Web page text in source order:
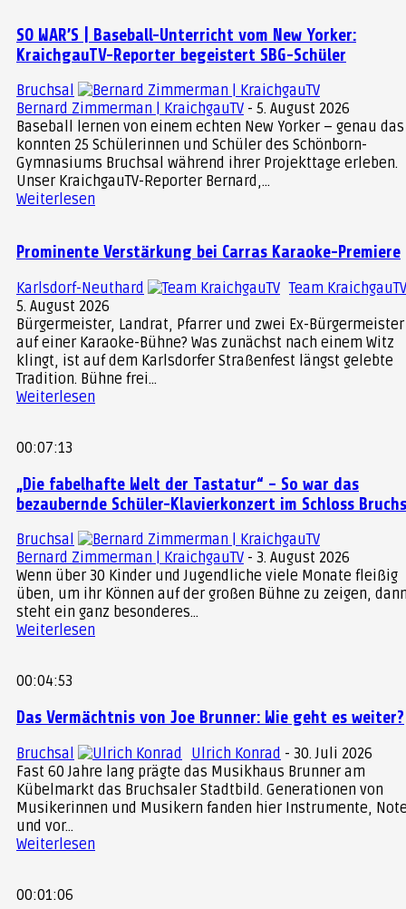
SO WAR’S | Baseball-Unterricht vom New Yorker:
KraichgauTV-Reporter begeistert SBG-Schüler
Bruchsal
Bernard Zimmerman | KraichgauTV - 5. August 2026
Baseball lernen von einem echten New Yorker – genau das
konnten 25 Schülerinnen und Schüler des Schönborn-
Gymnasiums Bruchsal während ihrer Projekttage erleben.
Unser KraichgauTV-Reporter Bernard,...
Weiterlesen
Prominente Verstärkung bei Carras Karaoke-Premiere
Karlsdorf-Neuthard
Team KraichgauTV
5. August 2026
Bürgermeister, Landrat, Pfarrer und zwei Ex-Bürgermeister
auf einer Karaoke-Bühne? Was zunächst nach einem Witz
klingt, ist auf dem Karlsdorfer Straßenfest längst gelebte
Tradition. Bühne frei...
Weiterlesen
00:07:13
„Die fabelhafte Welt der Tastatur“ – So war das
bezaubernde Schüler-Klavierkonzert im Schloss
Bruchsal
Bernard Zimmerman | KraichgauTV - 3. August 2026
Wenn über 30 Kinder und Jugendliche viele Monate fleißig
üben, um ihr Können auf der großen Bühne zu zeigen,
steht ein ganz besonderes...
Weiterlesen
00:04:53
Das Vermächtnis von Joe Brunner: Wie geht es weiter?
Bruchsal Ulrich Konrad - 30. Juli 2026
Fast 60 Jahre lang prägte das Musikhaus Brunner am
Kübelmarkt das Bruchsaler Stadtbild. Generationen von
Musikerinnen und Musikern fanden hier Instrumente,
und vor...
Weiterlesen
00:01:06